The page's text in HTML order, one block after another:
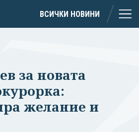
ВСИЧКИ НОВИНИ
за новата
желание и